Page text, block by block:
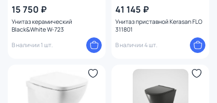
15 750 ₽
Унитаз керамический
Black&White W-723
В наличии 1 шт.
41 145 ₽
Унитаз приставной Kerasan FLO
311801
В наличии 4 шт.